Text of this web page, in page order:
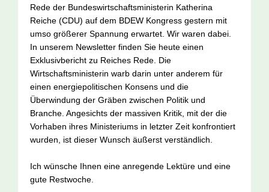
Rede der Bundeswirtschaftsministerin Katherina
Reiche (CDU) auf dem BDEW Kongress gestern mit
umso größerer Spannung erwartet. Wir waren dabei.
In unserem Newsletter finden Sie heute einen
Exklusivbericht zu Reiches Rede. Die
Wirtschaftsministerin warb darin unter anderem für
einen energiepolitischen Konsens und die
Überwindung der Gräben zwischen Politik und
Branche. Angesichts der massiven Kritik, mit der die
Vorhaben ihres Ministeriums in letzter Zeit konfrontiert
wurden, ist dieser Wunsch äußerst verständlich.
Ich wünsche Ihnen eine anregende Lektüre und eine
gute Restwoche.